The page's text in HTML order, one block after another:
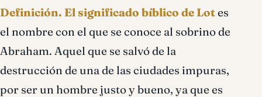
Definición. El significado bíblico de Lotes
el nombre con el que se conoce al sobrino de
Abraham. Aquel que se salvó de la
destrucción de una de las ciudades impuras,
por ser un hombre justo y bueno, ya que es